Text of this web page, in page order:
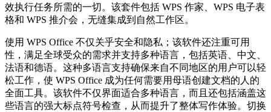
效执行任务所需的一切。该套件包括 WPS 作家、WPS 电子表
格和 WPS 推介会，无缝集成到自然工作区。
使用 WPS Office 不仅关乎安全和隐私；该软件还注重可用
性，满足全球受众的需求并支持多种语言，包括英语、中文、
法语和德语。这种多语言支持确保来自不同地区的用户可以轻
松工作，使 WPS Office 成为任何需要用母语创建文档的人的
全面工具。该软件不仅界面适合多种语言，而且还包括涵盖这
些语言的强大标点符号检查，从而提升了整体写作体验。切换